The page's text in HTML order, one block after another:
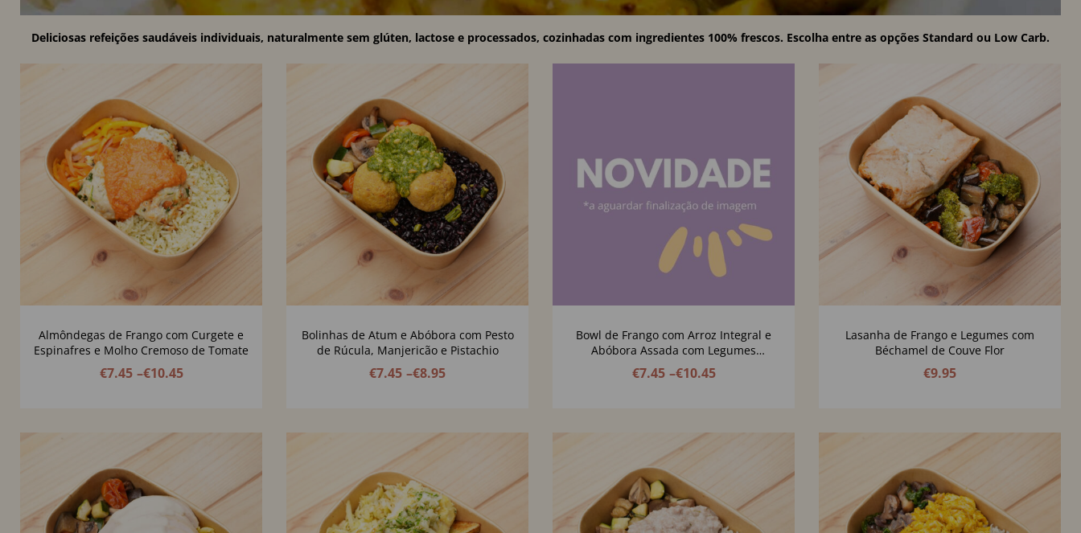
Deliciosas refeições saudáveis individuais, naturalmente sem glúten, lactose e processados, cozinhadas com ingredientes 100% frescos. Escolha entre as opções Standard ou Low Carb.
Almôndegas de Frango com Curgete e
Espinafres e Molho Cremoso de Tomate
€7.45 –€10.45
Bolinhas de Atum e Abóbora com Pesto
de Rúcula, Manjericão e Pistachio
€7.45 –€8.95
Bowl de Frango com Arroz Integral e
Abóbora Assada com Legumes
Balsâmicos, Queijo Creme de Caju e
Pevides de Abóbora
€7.45 –€10.45
Lasanha de Frango e Legumes com
Béchamel de Couve Flor
€9.95